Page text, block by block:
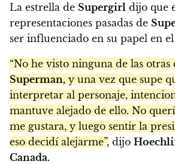
La estrella de Supergirl dijo que
representaciones pasadas de
ser influenciado en su papel en el
“No he visto ninguna de las otras
Superman, y una vez que supe
interpretar al personaje,
mantuve alejado de ello. No
me gustara, y luego sentir la
eso decidí alejarme”, dijo
Canada.